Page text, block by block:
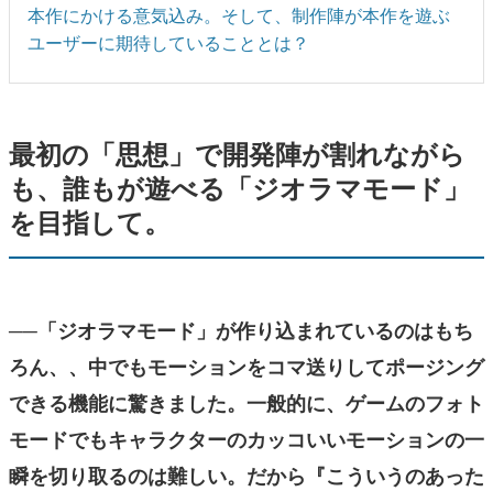
本作にかける意気込み。そして、制作陣が本作を遊ぶ
ユーザーに期待していることとは？
最初の「思想」で開発陣が割れながら
も、誰もが遊べる「ジオラマモード」
を目指して。
──「ジオラマモード」が作り込まれているのはもち
ろん、、中でもモーションをコマ送りしてポージング
できる機能に驚きました。一般的に、ゲームのフォト
モードでもキャラクターのカッコいいモーションの一
瞬を切り取るのは難しい。だから『こういうのあった